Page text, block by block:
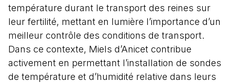
température durant le transport des reines sur
leur fertilité, mettant en lumière l’importance d’un
meilleur contrôle des conditions de transport.
Dans ce contexte, Miels d’Anicet contribue
activement en permettant l’installation de sondes
de température et d’humidité relative dans leurs